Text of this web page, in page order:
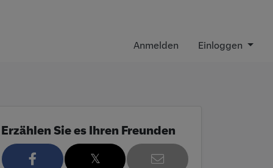
Anmelden Einloggen
Erzählen Sie es Ihren Freunden
𝕏